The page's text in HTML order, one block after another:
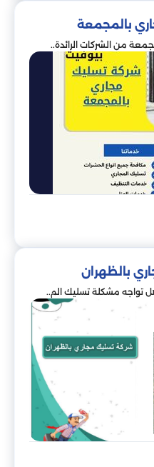
بالمجمعة
من الشركات الرائدة..
بالظهران
تواجه مشكلة تسليك الم..